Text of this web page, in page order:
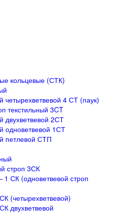
кольцевые (СТК)
четырехветвевой 4 СТ (паук)
текстильный 3CT
двухветвевой 2СТ
одноветвевой 1СТ
петлевой СТП
строп 3СК
СК (одноветвевой строп
(четырехветвевой)
двухветвевой